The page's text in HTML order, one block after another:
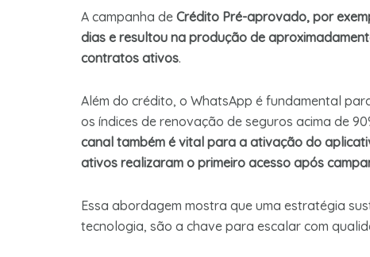
A campanha de Crédito Pré-aprovado, por
dias e resultou na produção de
contratos ativos.
Além do crédito, o WhatsApp é fundamental
os índices de renovação de seguros acima de
canal também é vital para a ativação do
ativos realizaram o primeiro acesso após
Essa abordagem mostra que uma estratégia
tecnologia, são a chave para escalar com